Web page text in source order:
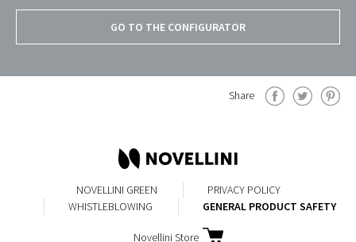
GO TO THE CONFIGURATOR
Share
NOVELLINI GREEN
PRIVACY POLICY
WHISTLEBLOWING
GENERAL PRODUCT SAFETY
Novellini Store